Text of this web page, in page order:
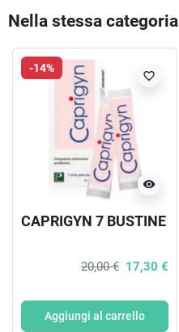
Nella stessa categoria
-14%
visibility
favorite_border
CAPRIGYN 7 BUSTINE
20,00 € 17,30 €
Aggiungi al carrello